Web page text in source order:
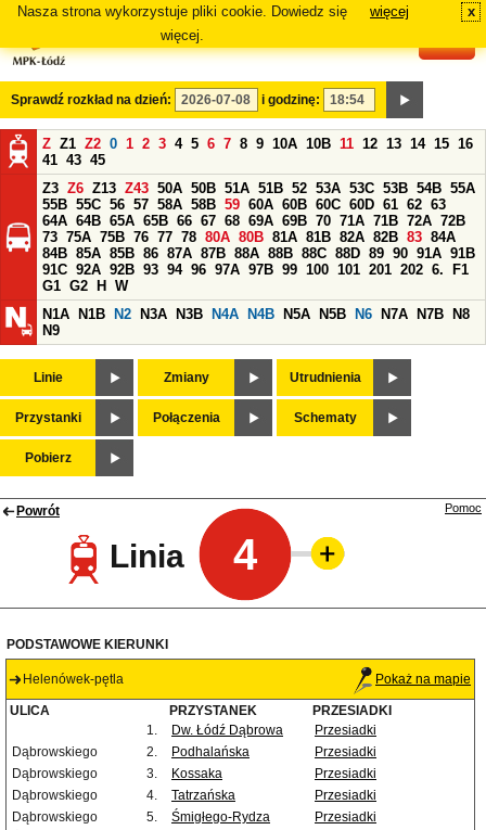
Nasza strona wykorzystuje pliki cookie. Dowiedz się
więcej.
więcej x
Sprawdź rozkład na dzień: i godzinę:
Z Z1 Z2 0 1 2 3 4 5 6 7 8 9 10A 10B 11 12 13 14 15 16
41 43 45
Z3 Z6 Z13 Z43 50A 50B 51A 51B 52 53A 53C 53B 54B 55A
55B 55C 56 57 58A 58B 59 60A 60B 60C 60D 61 62 63
64A 64B 65A 65B 66 67 68 69A 69B 70 71A 71B 72A 72B
73 75A 75B 76 77 78 80A 80B 81A 81B 82A 82B 83 84A
84B 85A 85B 86 87A 87B 88A 88B 88C 88D 89 90 91A 91B
91C 92A 92B 93 94 96 97A 97B 99 100 101 201 202 6.
F1
G1 G2 H
W
N1A
N1B N2 N3A N3B N4A N4B N5A N5B N6 N7A N7B
N8
N9
Linie Zmiany Utrudnienia
Przystanki Połączenia Schematy
Pobierz
Powrót
Linia 4
Pomoc
PODSTAWOWE KIERUNKI
Helenówek-pętla Pokaż na mapie
ULICA PRZYSTANEK
PRZESIADKI
1.
Dw. Łódź Dąbrowa
Przesiadki
Dąbrowskiego
2. Podhalańska
Przesiadki
Dąbrowskiego
3. Kossaka
Przesiadki
Dąbrowskiego
4. Tatrzańska
Przesiadki
Dąbrowskiego
5. Śmigłego-Rydza
Przesiadki